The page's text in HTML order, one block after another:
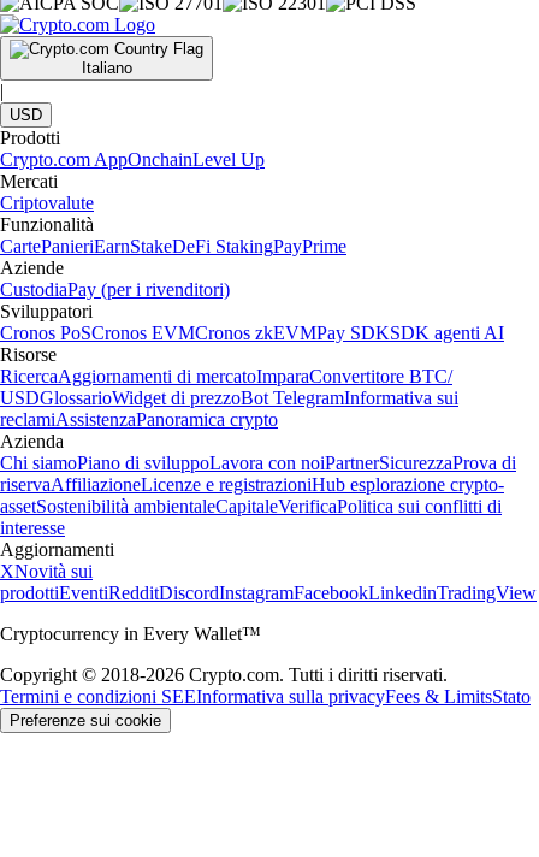
Italiano
|
USD
Prodotti
Crypto.com AppOnchainLevel Up
Mercati
Criptovalute
Funzionalità
CartePanieriEarnStakeDeFi StakingPayPrime
Aziende
CustodiaPay (per i rivenditori)
Sviluppatori
Cronos PoSCronos EVMCronos zkEVMPay SDKSDK agenti AI
Risorse
RicercaAggiornamenti di mercatoImparaConvertitore BTC/
USDGlossarioWidget di prezzoBot TelegramInformativa sui
reclamiAssistenzaPanoramica crypto
Azienda
Chi siamoPiano di sviluppoLavora con noiPartnerSicurezzaProva di
riservaAffiliazioneLicenze e registrazioniHub esplorazione crypto-
assetSostenibilità ambientaleCapitaleVerificaPolitica sui conflitti di
interesse
Aggiornamenti
XNovità sui
prodottiEventiRedditDiscordInstagramFacebookLinkedinTradingView
Cryptocurrency in Every Wallet™
Copyright © 2018-2026 Crypto.com. Tutti i diritti riservati.
Termini e condizioni SEEInformativa sulla privacyFees & LimitsStato
Preferenze sui cookie